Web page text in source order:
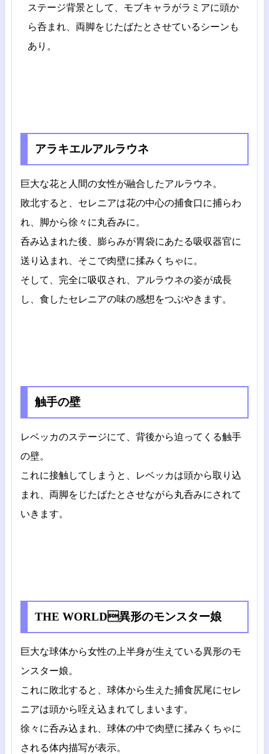
ステージ背景として、モブキャラがラミアに頭か
ら呑まれ、両脚をじたばたとさせているシーンも
あり。
アラキエルアルラウネ
巨大な花と人間の女性が融合したアルラウネ。
敗北すると、セレニアは花の中心の捕食口に捕らわ
れ、脚から徐々に丸呑みに。
呑み込まれた後、膨らみが胃袋にあたる吸収器官に
送り込まれ、そこで肉壁に揉みくちゃに。
そして、完全に吸収され、アルラウネの姿が成長
し、食したセレニアの味の感想をつぶやきます。
触手の壁
レベッカのステージにて、背後から迫ってくる触手
の壁。
これに接触してしまうと、レベッカは頭から取り込
まれ、両脚をじたばたとさせながら丸呑みにされて
いきます。
THE WORLD異形のモンスター娘
巨大な球体から女性の上半身が生えている異形のモ
ンスター娘。
これに敗北すると、球体から生えた捕食尻尾にセレ
ニアは頭から咥え込まれてしまいます。
徐々に呑み込まれ、球体の中で肉壁に揉みくちゃに
される体内描写が表示。